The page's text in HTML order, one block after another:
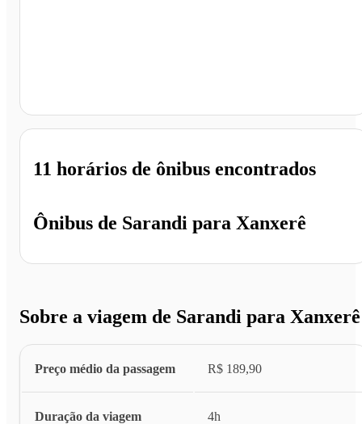
Ônibus de Sarandi para Xanxerê
11 horários de ônibus encontrados
Sobre a viagem de Sarandi para Xanxerê
Preço médio da passagem R$ 189,90
Duração da viagem 4h